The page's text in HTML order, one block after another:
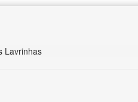
Lavrinhas